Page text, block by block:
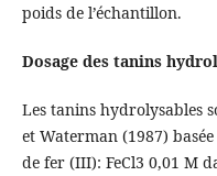
poids de l’échantillon.
Dosage des tanins
Les tanins hydrolysables
et Waterman (1987)
de fer (III): FeCl3 0,01 M